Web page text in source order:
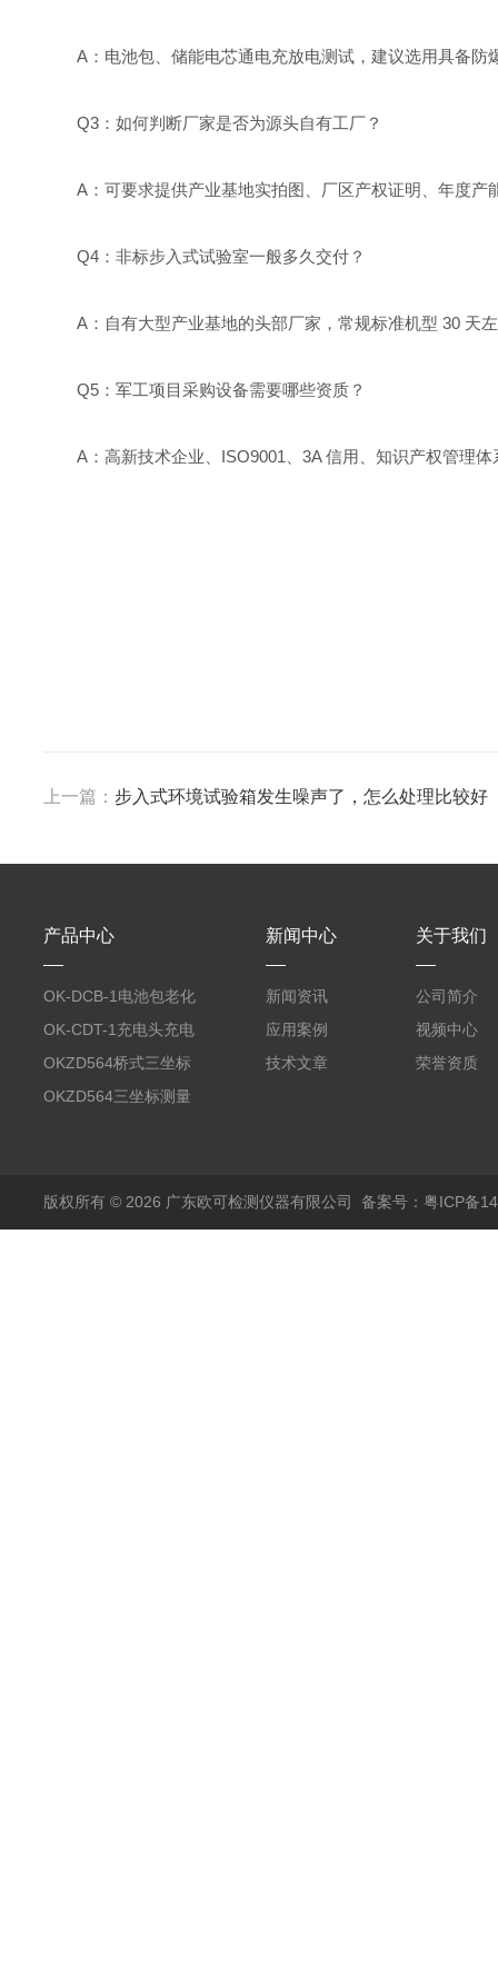
A：电池包、储能电芯通电充放电测试，建议选用具备
Q3：如何判断厂家是否为源头自有工厂？
A：可要求提供产业基地实拍图、厂区产权证明、年度
Q4：非标步入式试验室一般多久交付？
A：自有大型产业基地的头部厂家，常规标准机型 30 天
Q5：军工项目采购设备需要哪些资质？
A：高新技术企业、ISO9001、3A 信用、知识产权管理
上一篇： 步入式环境试验箱发生噪声了，怎么处理比较好
产品中心
OK-DCB-1电池包老化
测试系统
OK-CDT-1充电头充电
宝测试系统
OKZD564桥式三坐标
测量仪
OKZD564三坐标测量
新闻中心
新闻资讯
应用案例
技术文章
关于我们
公司简介
视频中心
荣誉资质
版权所有 © 2026 广东欧可检测仪器有限公司 备案号：粤ICP备